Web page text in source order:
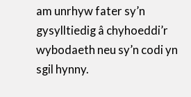
am unrhyw fater sy’n
gysylltiedig â chyhoeddi’r
wybodaeth neu sy’n codi yn
sgil hynny.